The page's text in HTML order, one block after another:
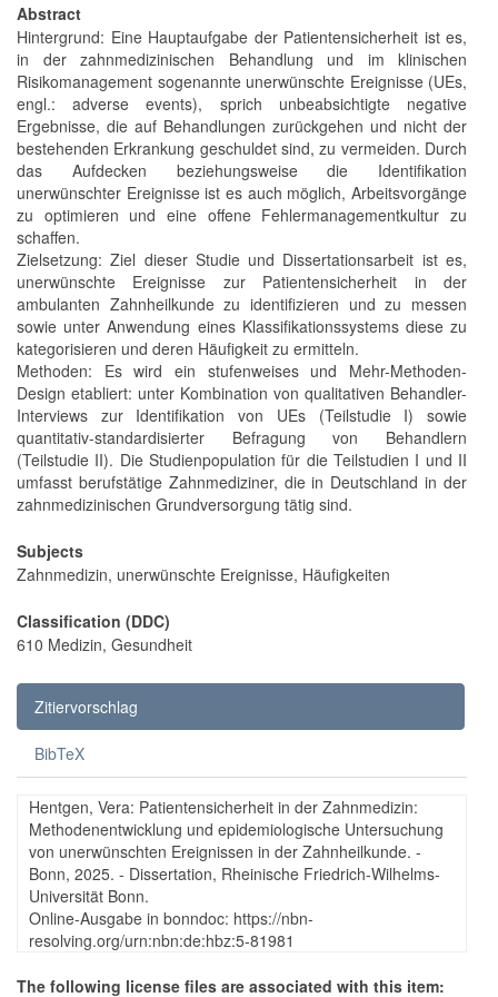
Abstract
Hintergrund: Eine Hauptaufgabe der Patientensicherheit ist es,
in der zahnmedizinischen Behandlung und im klinischen
Risikomanagement sogenannte unerwünschte Ereignisse (UEs,
engl.: adverse events), sprich unbeabsichtigte negative
Ergebnisse, die auf Behandlungen zurückgehen und nicht der
bestehenden Erkrankung geschuldet sind, zu vermeiden. Durch
das Aufdecken beziehungsweise die Identifikation
unerwünschter Ereignisse ist es auch möglich, Arbeitsvorgänge
zu optimieren und eine offene Fehlermanagementkultur zu
schaffen.
Zielsetzung: Ziel dieser Studie und Dissertationsarbeit ist es,
unerwünschte Ereignisse zur Patientensicherheit in der
ambulanten Zahnheilkunde zu identifizieren und zu messen
sowie unter Anwendung eines Klassifikationssystems diese zu
kategorisieren und deren Häufigkeit zu ermitteln.
Methoden: Es wird ein stufenweises und Mehr-Methoden-
Design etabliert: unter Kombination von qualitativen Behandler-
Interviews zur Identifikation von UEs (Teilstudie I) sowie
quantitativ-standardisierter Befragung von Behandlern
(Teilstudie II). Die Studienpopulation für die Teilstudien I und II
umfasst berufstätige Zahnmediziner, die in Deutschland in der
zahnmedizinischen Grundversorgung tätig sind.
Subjects
Zahnmedizin, unerwünschte Ereignisse, Häufigkeiten
Classification (DDC)
610 Medizin, Gesundheit
Zitiervorschlag
BibTeX
Hentgen, Vera: Patientensicherheit in der Zahnmedizin:
Methodenentwicklung und epidemiologische Untersuchung
von unerwünschten Ereignissen in der Zahnheilkunde. -
Bonn, 2025. - Dissertation, Rheinische Friedrich-Wilhelms-
Universität Bonn.
Online-Ausgabe in bonndoc: https://nbn-
resolving.org/urn:nbn:de:hbz:5-81981
The following license files are associated with this item: